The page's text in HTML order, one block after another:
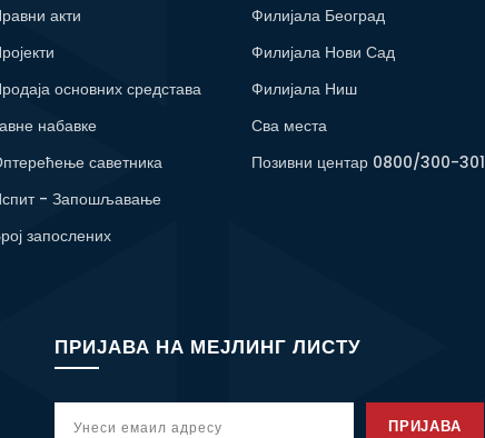
акти
основних средстава
набавке
саветника
- Запошљавање
запослених
Филијала Београд
Филијала Нови Сад
Филијала Ниш
Сва места
Позивни центар 0800/300-301
ПРИЈАВА НА МЕЈЛИНГ ЛИСТУ
ПРИЈАВА